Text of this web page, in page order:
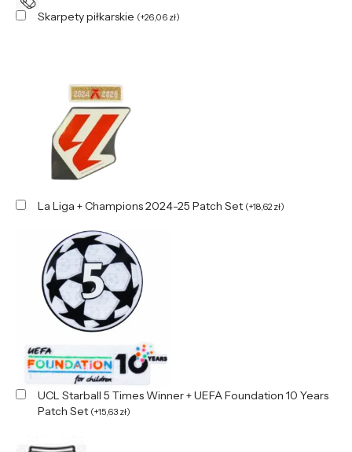
Skarpety piłkarskie (+26,06 zł)
La Liga + Champions 2024-25 Patch Set (+18,62 zł)
UCL Starball 5 Times Winner + UEFA Foundation 10 Years
Patch Set (+15,63 zł)